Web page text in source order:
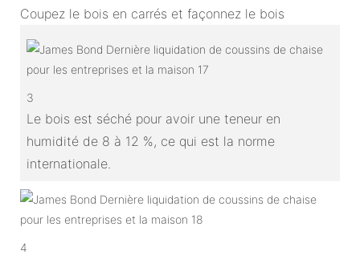
Coupez le bois en carrés et façonnez le bois
3
Le bois est séché pour avoir une teneur en
humidité de 8 à 12 %, ce qui est la norme
internationale.
4